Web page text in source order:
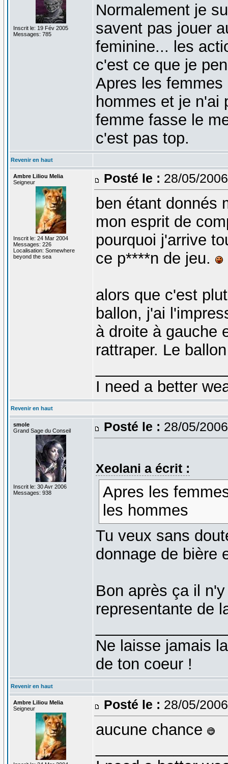
Inscrit le: 19 Fév 2005
Messages: 785
Normalement je
savent pas jouer
feminine... les
c'est ce que je
Apres les
hommes et je n'ai
femme fasse le
c'est pas top.
Revenir en haut
Ambre Liliou Melia
Seigneur
Inscrit le: 24 Mar 2004
Messages: 226
Localisation: Somewhere
beyond the sea
Posté le : 28/05/
ben étant donnés
mon esprit de
pourquoi j'arrive
ce p****n de jeu.
alors que c'est
ballon, j'ai
à droite à gauche
rattraper. Le
I need a better
Revenir en haut
smole
Grand Sage du Conseil
Inscrit le: 30 Avr 2006
Messages: 938
Posté le : 28/05/
Xeolani a écrit :
Apres les
les hommes
Tu veux sans
donnage de bière
Bon après ça il
representante de
Ne laisse jamais
de ton coeur !
Revenir en haut
Ambre Liliou Melia
Seigneur
Posté le : 28/05/
aucune chance